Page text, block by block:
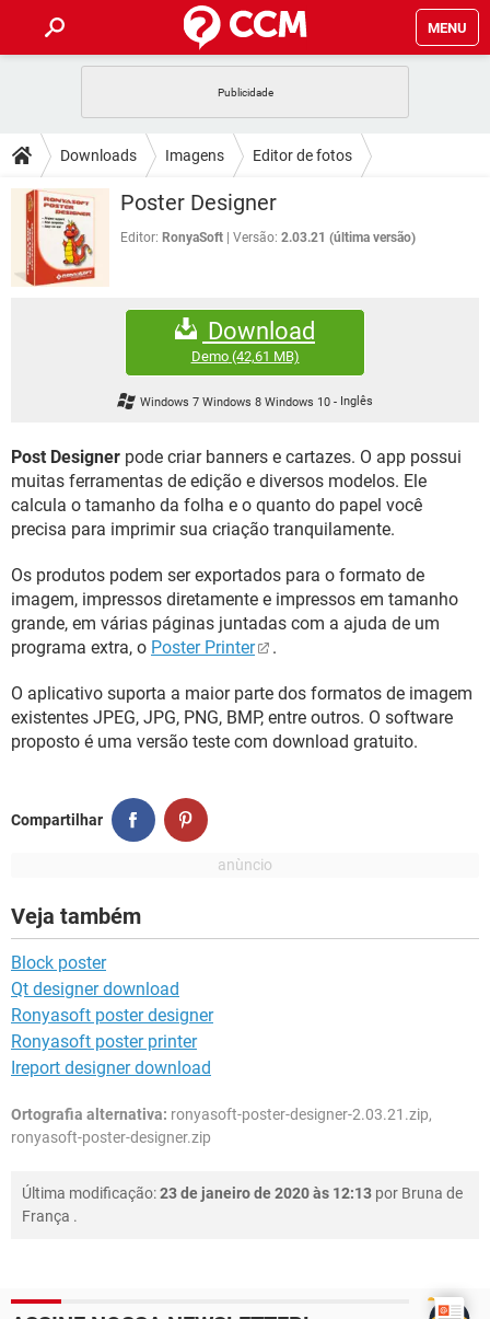
MENU
CELULAR FACEBOOK
OUTLOOK EXCEL
INSTAGRAM GMAIL
GUIA DE COMPRAS
DICAS
JOGOS
CELULAR
OUTLOOK
DOWNLOADS
JOGOS WHATSAPP
CELULAR
EXCEL
GMAIL
FÓRUM
FACEBOOK
EXCEL
GMAIL
WHATSAPP
INSTAGRAM GMAIL
GUIA DE COMPRAS
Downloads Imagens Editor de fotos
Poster Designer
Editor: RonyaSoft Versão: 2.03.21 (última versão)
Download
Demo(42,61 MB)
Windows 7 Windows 8 Windows 10 - Inglês
Post Designer pode criar banners e cartazes. O app possui
muitas ferramentas de edição e diversos modelos. Ele
calcula o tamanho da folha e o quanto do papel você
precisa para imprimir sua criação tranquilamente.
Os produtos podem ser exportados para o formato de
imagem, impressos diretamente e impressos em tamanho
grande, em várias páginas juntadas com a ajuda de um
programa extra, o Poster Printer .
O aplicativo suporta a maior parte dos formatos de imagem
existentes JPEG, JPG, PNG, BMP, entre outros. O software
proposto é uma versão teste com download gratuito.
Compartilhar
Veja também
Block poster
Qt designer download
Ronyasoft poster designer
Ronyasoft poster printer
Ireport designer download
Ortografia alternativa: ronyasoft-poster-designer-2.03.21.zip,
ronyasoft-poster-designer.zip
Última modificação:23 de janeiro de 2020 às 12:13 por Bruna de
França .